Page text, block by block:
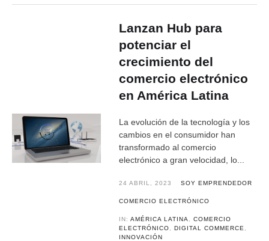
Lanzan Hub para
potenciar el
crecimiento del
comercio electrónico
en América Latina
La evolución de la tecnología y los
cambios en el consumidor han
transformado al comercio
electrónico a gran velocidad, lo...
24 ABRIL, 2023 SOY EMPRENDEDOR
COMERCIO ELECTRÓNICO
IN:AMÉRICA LATINA ,COMERCIO
ELECTRÓNICO
,DIGITAL COMMERCE
INNOVACIÓN